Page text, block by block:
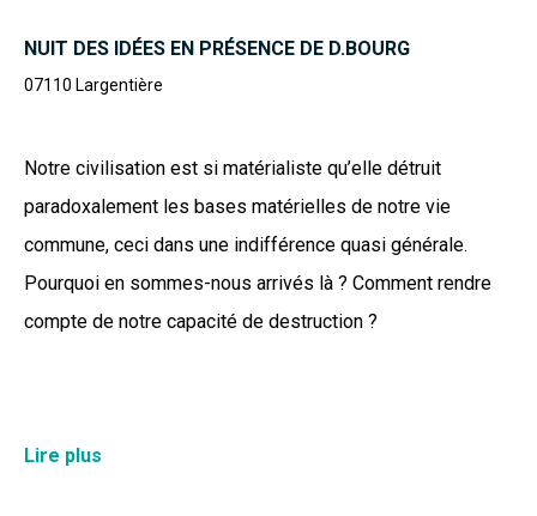
NUIT DES IDÉES EN PRÉSENCE DE D.BOURG
07110 Largentière
Notre civilisation est si matérialiste qu’elle détruit
paradoxalement les bases matérielles de notre vie
commune, ceci dans une indifférence quasi générale.
Pourquoi en sommes-nous arrivés là ? Comment rendre
compte de notre capacité de destruction ?
Changement climatique, effondrement de la biodiversité,
Lire plus